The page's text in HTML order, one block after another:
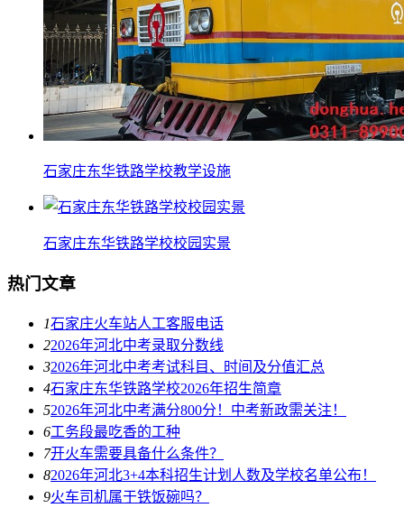
石家庄东华铁路学校教学设施
石家庄东华铁路学校校园实景
热门文章
1石家庄火车站人工客服电话
22026年河北中考录取分数线
32026年河北中考考试科目、时间及分值汇总
4石家庄东华铁路学校2026年招生简章
52026年河北中考满分800分！中考新政需关注！
6工务段最吃香的工种
7开火车需要具备什么条件？
82026年河北3+4本科招生计划人数及学校名单公布！
9火车司机属于铁饭碗吗？